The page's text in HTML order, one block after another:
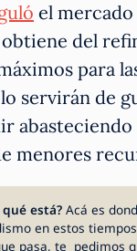
el mercado
obtiene del
para
servirán de
menores
está? Acá es
en estos
pasa, te pedimos